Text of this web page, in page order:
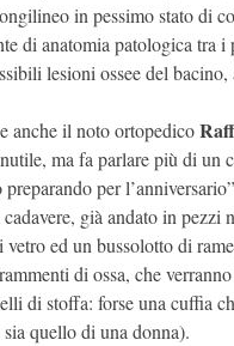
in pessimo stato di
di anatomia patologica tra
lesioni ossee del
anche il noto ortopedico
ma fa parlare più di
per
già andato in
ed un bussolotto di
di ossa, che
di stoffa: forse una cuffia
quello di una donna).